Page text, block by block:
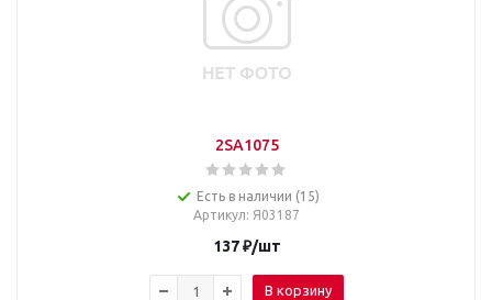
2SA1075
Есть в наличии (15)
Артикул: Я03187
137₽/шт
В корзину